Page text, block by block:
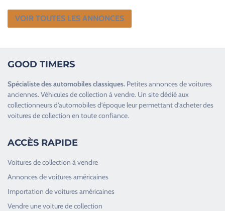
VOIR TOUTES LES ANNONCES
GOOD TIMERS
Spécialiste desautomobiles classiques. Petites annonces devoitures
anciennes.Véhicules de collection à vendre. Un site dédié aux
collectionneurs d’automobiles d’époque leur permettant d’acheter des
voitures de collection en toute confiance.
ACCÈS RAPIDE
Voitures de collection à vendre
Annonces de voitures américaines
Importation de voitures américaines
Vendre une voiture de collection